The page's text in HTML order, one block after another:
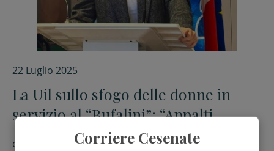
22 Luglio 2025
La Uil sullo sfogo delle donne in
servizio al “Bufalini”: “Appalti
sempre più al ribasso”
di Corriere Cesenate